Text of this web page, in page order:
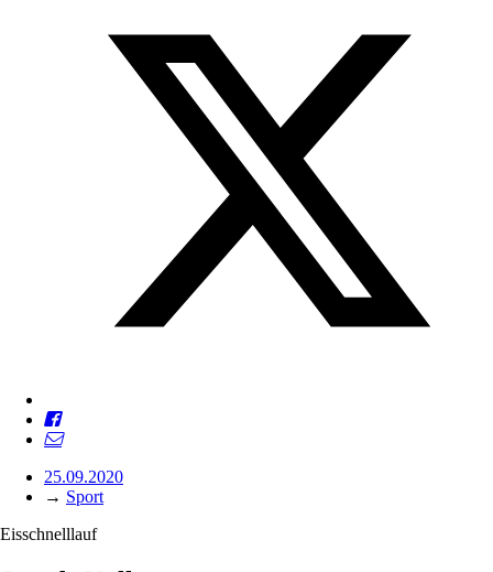
25.09.2020
→ Sport
Eisschnelllauf